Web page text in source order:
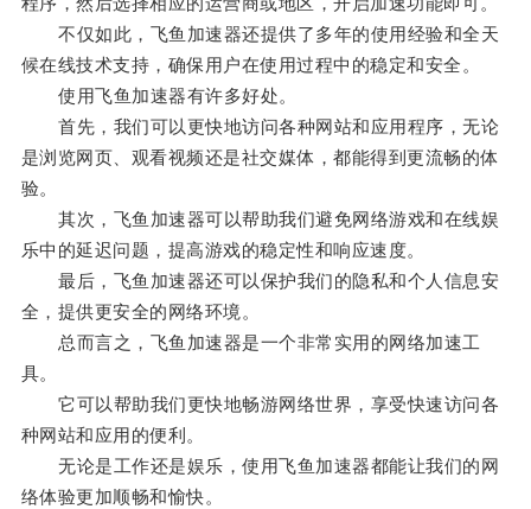
不仅如此，飞鱼加速器还提供了多年的使用经验和全天
候在线技术支持，确保用户在使用过程中的稳定和安全。
使用飞鱼加速器有许多好处。
首先，我们可以更快地访问各种网站和应用程序，无论
是浏览网页、观看视频还是社交媒体，都能得到更流畅的体
验。
其次，飞鱼加速器可以帮助我们避免网络游戏和在线娱
乐中的延迟问题，提高游戏的稳定性和响应速度。
最后，飞鱼加速器还可以保护我们的隐私和个人信息安
全，提供更安全的网络环境。
总而言之，飞鱼加速器是一个非常实用的网络加速工
具。
它可以帮助我们更快地畅游网络世界，享受快速访问各
种网站和应用的便利。
无论是工作还是娱乐，使用飞鱼加速器都能让我们的网
络体验更加顺畅和愉快。